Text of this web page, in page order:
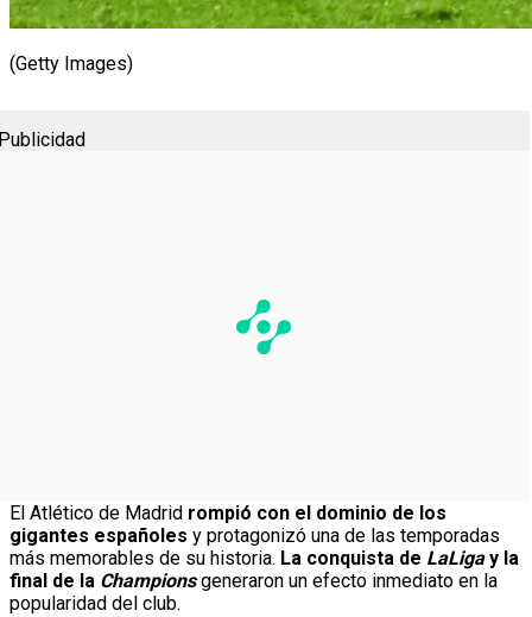
(Getty Images)
El Atlético de Madrid rompió con el dominio de los
gigantes españoles y protagonizó una de las temporadas
más memorables de su historia. La conquista de LaLigay la
final de la Championsgeneraron un efecto inmediato en la
popularidad del club.